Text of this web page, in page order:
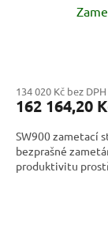
134 020 Kč bez DPH
162 164,20
SW900 zametací
bezprašné
produktivitu